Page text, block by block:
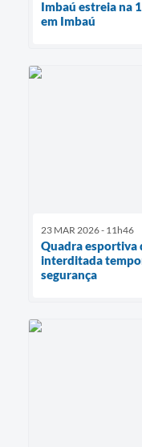
Imbaú estreia na
em Imbaú
23 MAR 2026 - 11h46
Quadra esportiva
interditada
segurança